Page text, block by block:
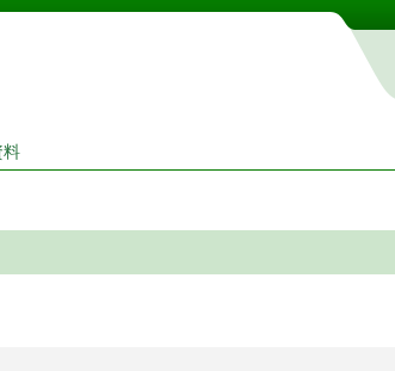
書館 蔵書検索・予約システム
料